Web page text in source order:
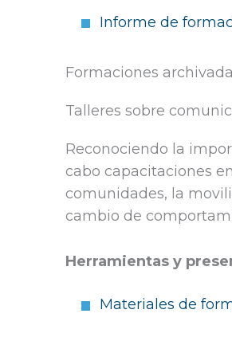
Informe de
Formaciones
Talleres sobre
Reconociendo la
cabo capacitaciones
comunidades, la
cambio de
Herramientas y
Materiales de